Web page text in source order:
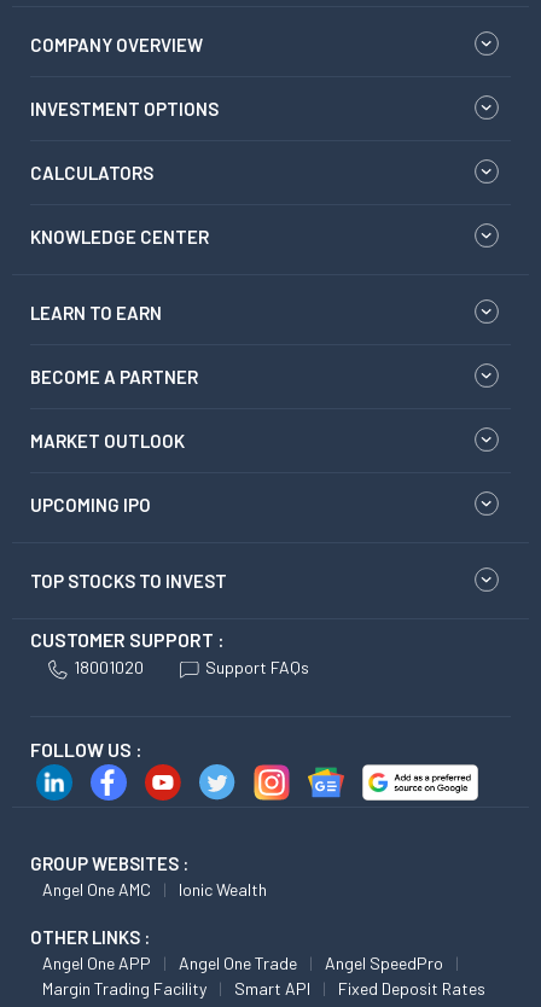
COMPANY OVERVIEW
INVESTMENT OPTIONS
CALCULATORS
KNOWLEDGE CENTER
LEARN TO EARN
BECOME A PARTNER
MARKET OUTLOOK
UPCOMING IPO
TOP STOCKS TO INVEST
CUSTOMER SUPPORT :
18001020 Support FAQs
FOLLOW US :
GROUP WEBSITES :
Angel One AMC Ionic Wealth
OTHER LINKS :
Angel One APP Angel One Trade
Angel SpeedPro
Margin Trading Facility
Smart API Fixed Deposit Rates